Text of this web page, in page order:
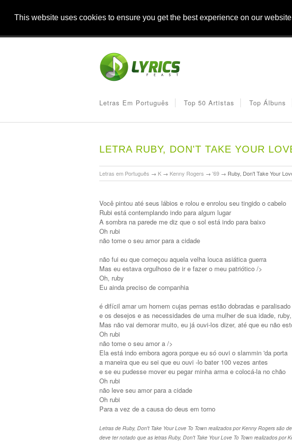
This website uses cookies to ensure you get the best experience on our
Letras Em Português Top 50 Artistas Top Álbuns
LETRA RUBY, DON'T TAKE YOUR
Letras em Português → K → Kenny Rogers → '69 → Ruby, Don't Take Your
Você pintou até seus lábios e rolou e enrolou seu tingido o cabelo
Rubi está contemplando indo para algum lugar
A sombra na parede me diz que o sol está indo para baixo
Oh rubi
não tome o seu amor para a cidade
não fui eu que começou aquela velha louca asiática guerra
Mas eu estava orgulhoso de ir e fazer o meu patriótico />
Oh, ruby ​​
Eu ainda preciso de companhia
é difícil amar um homem cujas pernas estão dobradas e paralisado
e os desejos e as necessidades de uma mulher de sua idade,
Mas não vai demorar muito, eu já ouvi-los dizer, até que eu não
Oh rubi
não tome o seu amor a />
Ela está indo embora agora porque eu só ouvi o slammin 'da porta
a maneira que eu sei que eu ouvi -lo bater 100 vezes antes
e se eu pudesse mover eu pegar minha arma e colocá-la no chão
Oh rubi
não leve seu amor para a cidade
Oh rubi
Para a vez de a causa do deus em torno
Letras de Ruby, Don't Take Your Love To Town realizados por Kenny Rogers são
deve ter notado que as letras Ruby, Don't Take Your Love To Town realizados por